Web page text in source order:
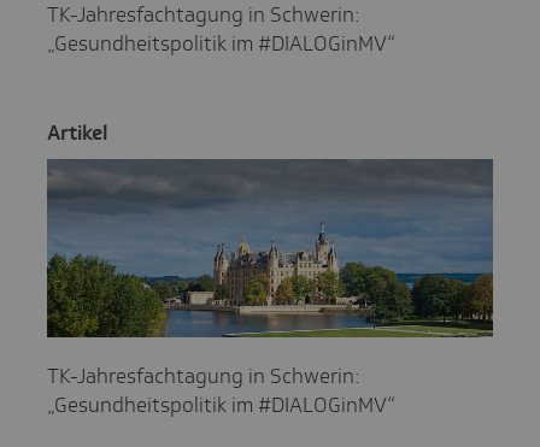
TK-Jahresfachtagung in Schwerin:
„Gesundheitspolitik im #DIALOGinMV“
Artikel
TK-Jahresfachtagung in Schwerin:
„Gesundheitspolitik im #DIALOGinMV“